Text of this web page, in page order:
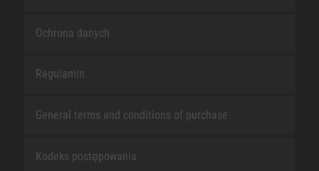
Ochrona danych
Regulamin
General terms and conditions of purchase
Kodeks postępowania